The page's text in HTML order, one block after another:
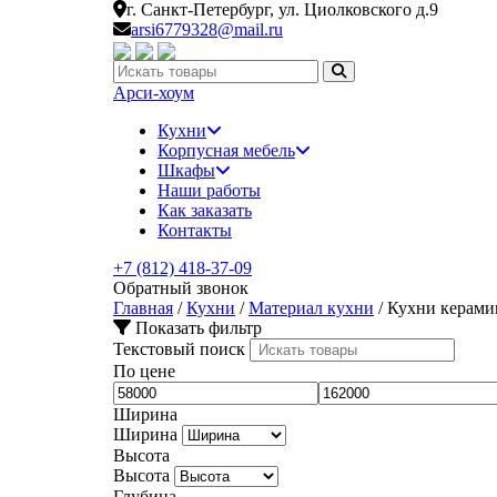
г. Санкт-Петербург, ул. Циолковского д.9
arsi6779328@mail.ru
Искать:
Арси-хоум
Кухни
Корпусная мебель
Шкафы
Наши работы
Как заказать
Контакты
+7 (812) 418-37-09
Обратный звонок
Главная /Кухни /Материал кухни /Кухни
Показать фильтр
Текстовый поиск
По цене
Ширина
Ширина
Высота
Высота